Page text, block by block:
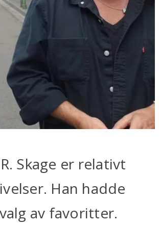
Skage er relativt
Han hadde
av favoritter.